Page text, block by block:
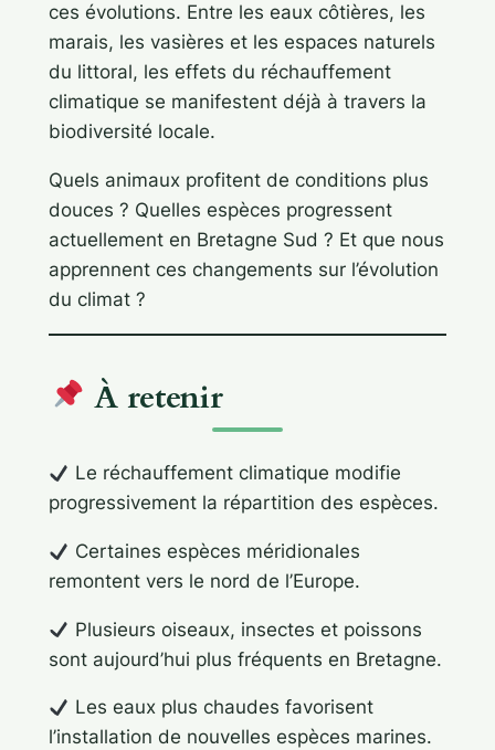
ces évolutions. Entre les eaux côtières, les
marais, les vasières et les espaces naturels
du littoral, les effets du réchauffement
climatique se manifestent déjà à travers la
biodiversité locale.
Quels animaux profitent de conditions plus
douces ? Quelles espèces progressent
actuellement en Bretagne Sud ? Et que nous
apprennent ces changements sur l’évolution
du climat ?
À retenir
Le réchauffement climatique modifie
progressivement la répartition des espèces.
Certaines espèces méridionales
remontent vers le nord de l’Europe.
Plusieurs oiseaux, insectes et poissons
sont aujourd’hui plus fréquents en Bretagne.
Les eaux plus chaudes favorisent
l’installation de nouvelles espèces marines.